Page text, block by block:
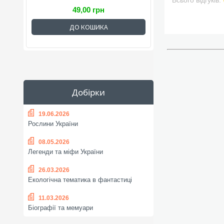
49,00 грн
ДО КОШИКА
Добірки
19.06.2026
Рослини України
08.05.2026
Легенди та міфи України
26.03.2026
Екологічна тематика в фантастиці
11.03.2026
Біографії та мемуари